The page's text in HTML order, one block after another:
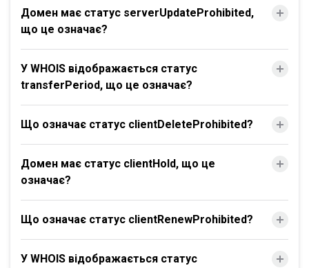
Домен має статус serverUpdateProhibited,
що це означає?
У WHOIS відображається статус
transferPeriod, що це означає?
Що означає статус clientDeleteProhibited?
Домен має статус clientHold, що це
означає?
Що означає статус clientRenewProhibited?
У WHOIS відображається статус